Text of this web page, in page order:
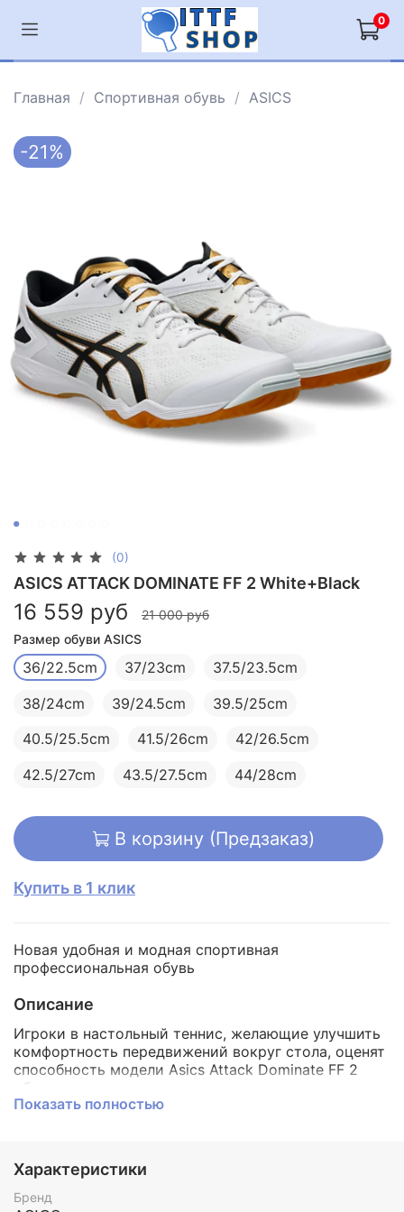
0
Главная Спортивная обувь ASICS
-21%
(0)
ASICS ATTACK DOMINATE FF 2 White+Black
16 559 руб
21 000 руб
Размер обуви ASICS
36/22.5cm 37/23cm
37.5/23.5cm
38/24cm
39/24.5cm
39.5/25cm
40.5/25.5cm
41.5/26cm
42/26.5cm
42.5/27cm
43.5/27.5cm 44/28cm
В корзину (Предзаказ)
Купить в 1 клик
Новая удобная и модная спортивная
профессиональная обувь
Описание
Игроки в настольный теннис, желающие улучшить
комфортность передвижений вокруг стола, оценят
способность модели Asics Attack Dominate FF 2
обеспечивать легкую амортизацию и
гибкость.Самая легкая обувь в линейке ASICS для
гибкость, необходимые на протяжении всего
матча.Обувь спроектирована так, чтобы
обеспечить повышенную устойчивость благодаря
Показать полностью
Характеристики
Бренд